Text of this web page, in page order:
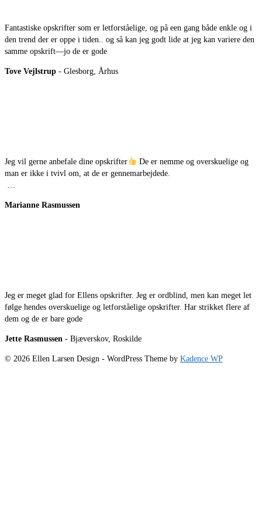
Fantastiske opskrifter som er letforståelige, og på een gang både enkle og i
den trend der er oppe i tiden.. og så kan jeg godt lide at jeg kan variere den
samme opskrift—jo de er gode
Tove Vejlstrup - Glesborg, Århus
Jeg vil gerne anbefale dine opskrifter
De er nemme og overskuelige og
man er ikke i tvivl om, at de er gennemarbejdede.
Marianne Rasmussen
Jeg er meget glad for Ellens opskrifter. Jeg er ordblind, men kan meget let
følge hendes overskuelige og letforståelige opskrifter. Har strikket flere af
dem og de er bare gode
Jette Rasmussen - Bjæverskov, Roskilde
© 2026 Ellen Larsen Design - WordPress Theme by Kadence WP